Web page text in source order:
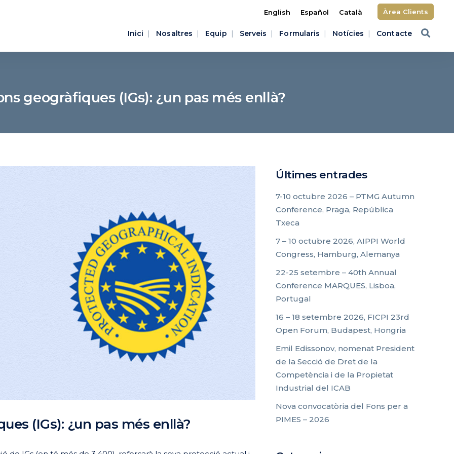
English Español Català Àrea Clients
Inici Nosaltres Equip Serveis Formularis Notícies Contacte
geogràfiques (IGs): ¿un pas més enllà?
(IGs): ¿un pas més enllà?
Últimes entrades
7-10 octubre 2026 – PTMG Autumn
Conference, Praga, República
Txeca
7 – 10 octubre 2026, AIPPI World
Congress, Hamburg, Alemanya
22-25 setembre – 40th Annual
Conference MARQUES, Lisboa,
Portugal
16 – 18 setembre 2026, FICPI 23rd
Open Forum, Budapest, Hongria
Emil Edissonov, nomenat President
de la Secció de Dret de la
Competència i de la Propietat
Industrial del ICAB
Nova convocatòria del Fons per a
PIMES – 2026